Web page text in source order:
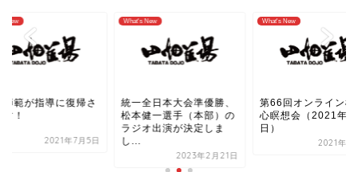
New
師範が指導に復帰さ
！
2021年7月5日
What's New
統一全日本大会準優勝、
松本健一選手（本部）の
ラジオ出演が決定しま
し...
2023年2月21日
What's New
第66回オンライン極
心瞑想会（2021年9
日）
2021年9